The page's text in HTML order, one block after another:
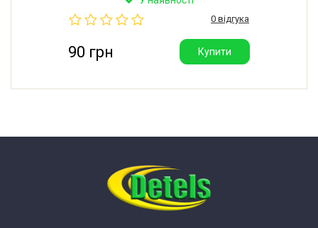
17 грам.
0 відгука
90 грн Купити